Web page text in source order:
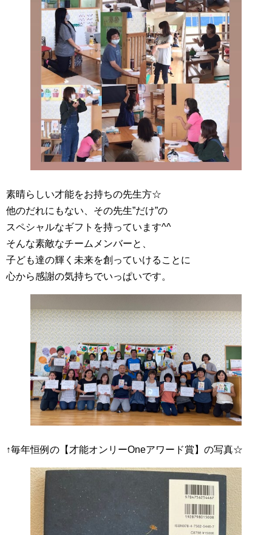
素晴らしい才能をお持ちの先生方☆
他のだれにもない、その先生”だけ”の
スペシャルなギフトを持っています^^
そんな素敵なチームメンバーと、
子ども達の輝く未来を創っていけることに
心から感謝の気持ちでいっぱいです。
↑毎年恒例の【才能オンリーOneアワード賞】の写真☆